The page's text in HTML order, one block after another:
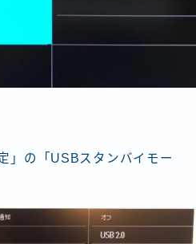
」の「USBスタンバイモー